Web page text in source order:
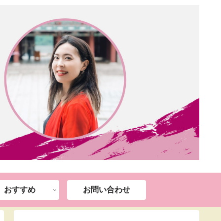
おすすめ お問い合わせ